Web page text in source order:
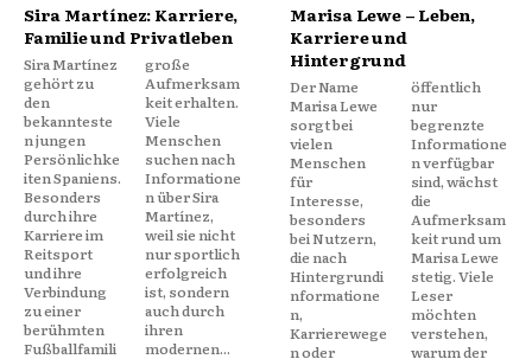
Sira Martínez: Karriere,
Familie und Privatleben
Sira Martínez
gehört zu
den
bekannteste
n jungen
Persönlichke
iten Spaniens.
Besonders
durch ihre
Karriere im
Reitsport
und ihre
Verbindung
zu einer
berühmten
Fußballfamili
große
Aufmerksam
keit erhalten.
Viele
Menschen
suchen nach
Informatione
n über Sira
Martínez,
weil sie nicht
nur sportlich
erfolgreich
ist, sondern
auch durch
ihren
modernen...
Marisa Lewe – Leben,
Karriere und
Hintergrund
Der Name
Marisa Lewe
sorgt bei
vielen
Menschen
für
Interesse,
besonders
bei Nutzern,
die nach
Hintergrundi
nformatione
n,
Karrierewege
n oder
öffentlich
nur
begrenzte
Informatione
n verfügbar
sind, wächst
die
Aufmerksam
keit rund um
Marisa Lewe
stetig. Viele
Leser
möchten
verstehen,
warum der